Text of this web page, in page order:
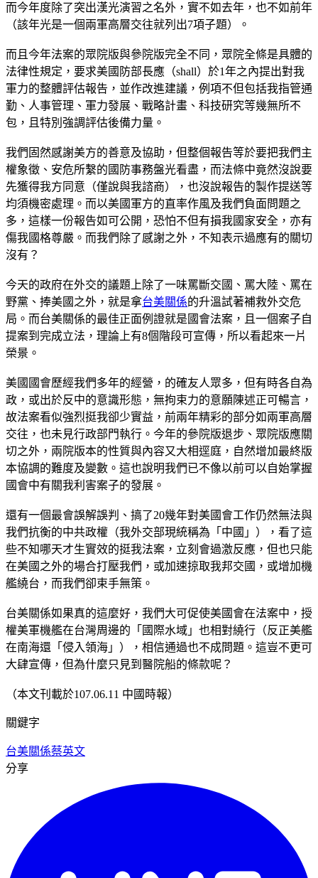
而今年度除了突出漢光演習之名外，實不如去年，也不如前年
（該年光是一個兩軍高層交往就列出7項子題）。
而且今年法案的眾院版與參院版完全不同，眾院全條是具體的
法律性規定，要求美國防部長應（shall）於1年之內提出對我
軍力的整體評估報告，並作改進建議，例項不但包括我指管通
勤、人事管理、軍力發展、戰略計畫、科技研究等幾無所不
包，且特別強調評估後備力量。
我們固然感謝美方的善意及協助，但整個報告等於要把我們主
權象徵、安危所繫的國防事務盤光看盡，而法條中竟然沒說要
先獲得我方同意（僅說與我諮商），也沒說報告的製作提送等
均須機密處理。而以美國軍方的直率作風及我們負面問題之
多，這樣一份報告如可公開，恐怕不但有損我國家安全，亦有
傷我國格尊嚴。而我們除了感謝之外，不知表示過應有的關切
沒有？
今天的政府在外交的議題上除了一味罵斷交國、罵大陸、罵在
野黨、捧美國之外，就是拿台美關係的升溫試著補救外交危
局。而台美關係的最佳正面例證就是國會法案，且一個案子自
提案到完成立法，理論上有8個階段可宣傳，所以看起來一片
榮景。
美國國會歷經我們多年的經營，的確友人眾多，但有時各自為
政，或出於反中的意識形態，無拘束力的意願陳述正可暢言，
故法案看似強烈挺我卻少實益，前兩年精彩的部分如兩軍高層
交往，也未見行政部門執行。今年的參院版退步、眾院版應關
切之外，兩院版本的性質與內容又大相逕庭，自然增加最終版
本協調的難度及變數。這也說明我們已不像以前可以自始掌握
國會中有關我利害案子的發展。
還有一個最會誤解誤判、搞了20幾年對美國會工作仍然無法與
我們抗衡的中共政權（我外交部現統稱為「中國」），看了這
些不知哪天才生實效的挺我法案，立刻會過激反應，但也只能
在美國之外的場合打壓我們，或加速掠取我邦交國，或增加機
艦繞台，而我們卻束手無策。
台美關係如果真的這麼好，我們大可促使美國會在法案中，授
權美軍機艦在台灣周邊的「國際水域」也相對繞行（反正美艦
在南海還「侵入領海」），相信通過也不成問題。這豈不更可
大肆宣傳，但為什麼只見到醫院船的條款呢？
（本文刊載於107.06.11 中國時報）
關鍵字
台美關係蔡英文
分享